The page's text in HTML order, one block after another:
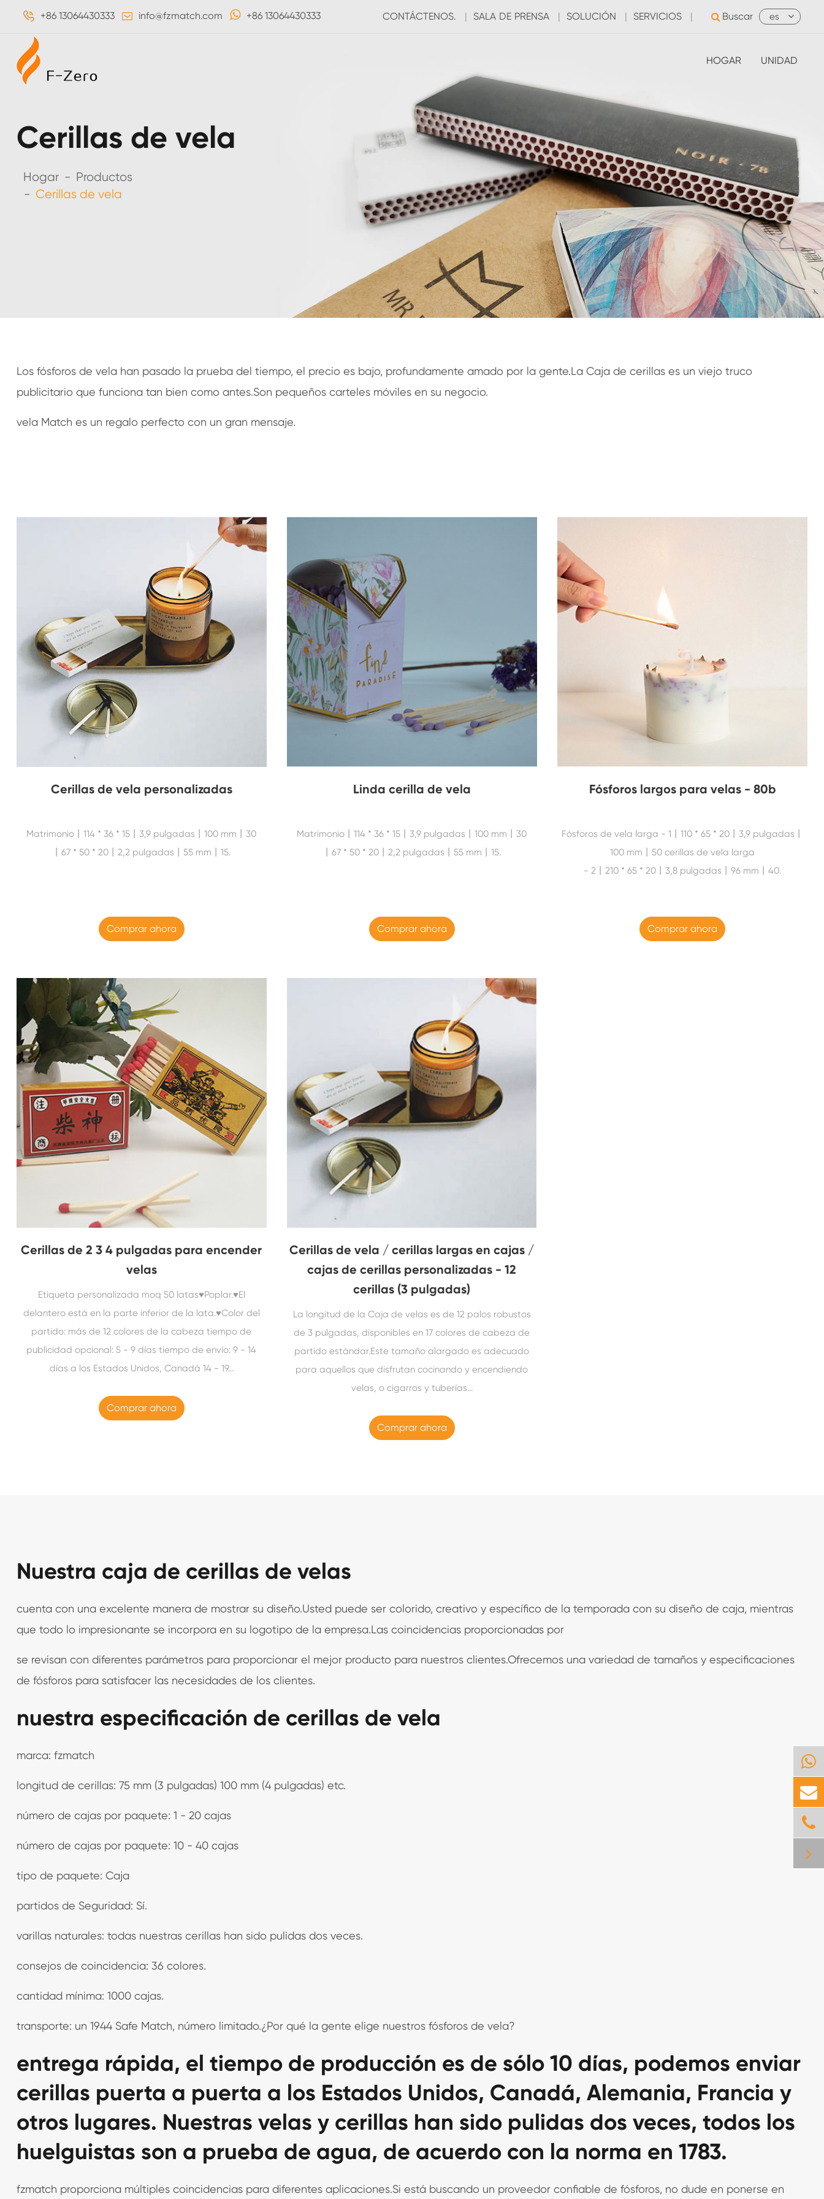
+86 13064430333 info@fzmatch.com +86 13064430333 CONTÁCTENOS. | SALA DE PRENSA | SOLUCIÓN | SERVICIOS | Buscar es
HOGAR UNIDAD
Cerillas de vela
Hogar
Productos
Cerillas de vela
Los fósforos de vela han pasado la prueba del tiempo, el precio es bajo, profundamente amado por la gente.La Caja de cerillas es un viejo truco
publicitario que funciona tan bien como antes.Son pequeños carteles móviles en su negocio.
vela Match es un regalo perfecto con un gran mensaje.
Cerillas de vela personalizadas
Matrimonio丨114 * 36 * 15丨3,9 pulgadas丨100 mm丨30
丨67 * 50 * 20丨2,2 pulgadas丨55 mm丨15.
Comprar ahora
Linda cerilla de vela
Matrimonio丨114 * 36 * 15丨3,9 pulgadas丨100 mm丨30
丨67 * 50 * 20丨2,2 pulgadas丨55 mm丨15.
Comprar ahora
Fósforos largos para velas - 80b
Fósforos de vela larga - 1丨110 * 65 * 20丨3,9 pulgadas丨
100 mm丨50 cerillas de vela larga
- 2丨210 * 65 * 20丨3,8 pulgadas丨96 mm丨40.
Comprar ahora
Cerillas de 2 3 4 pulgadas para encender
velas
Etiqueta personalizada moq 50 latas♥Poplar.♥El
delantero está en la parte inferior de la lata.♥Color del
partido: más de 12 colores de la cabeza tiempo de
publicidad opcional: 5 - 9 días tiempo de envío: 9 - 14
días a los Estados Unidos, Canadá 14 - 19...
Comprar ahora
Cerillas de vela / cerillas largas en cajas /
cajas de cerillas personalizadas - 12
cerillas (3 pulgadas)
La longitud de la Caja de velas es de 12 palos robustos
de 3 pulgadas, disponibles en 17 colores de cabeza de
partido estándar.Este tamaño alargado es adecuado
para aquellos que disfrutan cocinando y encendiendo
velas, o cigarros y tuberías...
Comprar ahora
Nuestra caja de cerillas de velas
cuenta con una excelente manera de mostrar su diseño.Usted puede ser colorido, creativo y específico de la temporada con su diseño de caja, mientras
que todo lo impresionante se incorpora en su logotipo de la empresa.Las coincidencias proporcionadas por
se revisan con diferentes parámetros para proporcionar el mejor producto para nuestros clientes.Ofrecemos una variedad de tamaños y especificaciones
de fósforos para satisfacer las necesidades de los clientes.
nuestra especificación de cerillas de vela
marca: fzmatch
longitud de cerillas: 75 mm (3 pulgadas) 100 mm (4 pulgadas) etc.
número de cajas por paquete: 1 - 20 cajas
número de cajas por paquete: 10 - 40 cajas
tipo de paquete: Caja
partidos de Seguridad: Sí.
varillas naturales: todas nuestras cerillas han sido pulidas dos veces.
consejos de coincidencia: 36 colores.
cantidad mínima: 1000 cajas.
transporte: un 1944 Safe Match, número limitado.¿Por qué la gente elige nuestros fósforos de vela?
entrega rápida, el tiempo de producción es de sólo 10 días, podemos enviar
cerillas puerta a puerta a los Estados Unidos, Canadá, Alemania, Francia y
otros lugares. Nuestras velas y cerillas han sido pulidas dos veces, todos los
huelguistas son a prueba de agua, de acuerdo con la norma en 1783.
fzmatch proporciona múltiples coincidencias para diferentes aplicaciones.Si está buscando un proveedor confiable de fósforos, no dude en ponerse en